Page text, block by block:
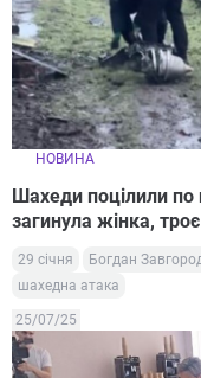
НОВИНА
Шахеди поцілили по
загинула жінка,
29 січня Богдан
шахедна атака
25/07/25